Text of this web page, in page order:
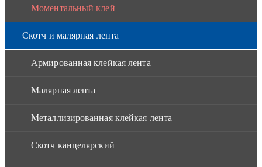
Моментальный клей
Скотч и малярная лента
Армированная клейкая лента
Малярная лента
Металлизированная клейкая лента
Скотч канцелярский